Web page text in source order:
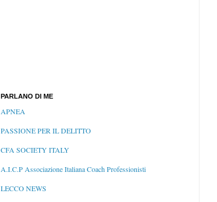
PARLANO DI ME
APNEA
PASSIONE PER IL DELITTO
CFA SOCIETY ITALY
A.I.C.P Associazione Italiana Coach Professionisti
LECCO NEWS